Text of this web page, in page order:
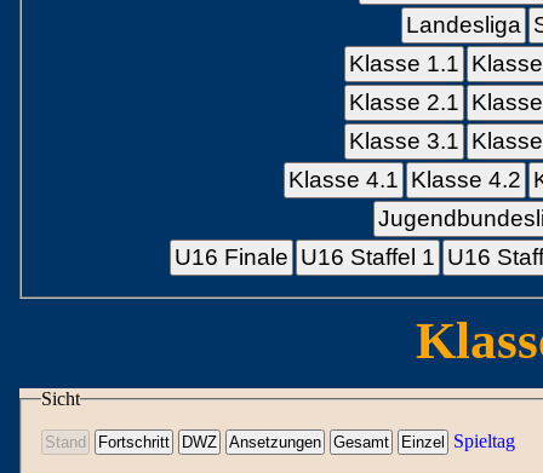
Landesliga
Klasse 1.1
Klasse 2.1
Klasse 3.1
Klasse 4.1 Klasse 4.2
U16 Finale U16 Staffel 1 U16
Sicht
Spieltag